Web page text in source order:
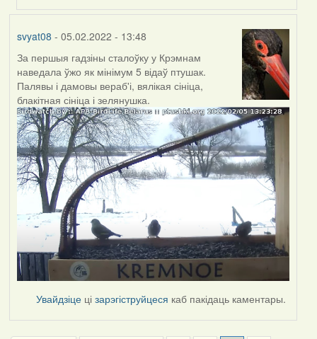
svyat08 - 05.02.2022 - 13:48
За першыя гадзіны сталоўку у Крэмнам
наведала ўжо як мінімум 5 відаў птушак.
Палявы і дамовы вераб'і, вялікая сініца,
блакітная сініца і зелянушка.
Увайдзіце цізарэгіструйцеся каб пакідаць каментары.
Pagination